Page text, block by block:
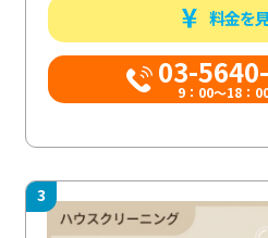
料金を
03-
9：00～18：
3